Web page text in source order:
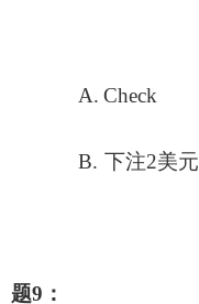
A. Check
B. 下注2美元
题9：